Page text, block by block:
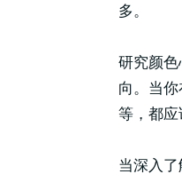
多。
研究颜
向。当
等，都应
当深入